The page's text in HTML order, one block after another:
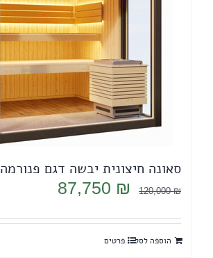
סאונה חיצונית יבשה דגם פנורמה 270 מעלות
120,000₪
המחיר
היה:
120,000 ₪.
87,750 ₪
הוא:
הוספה לסל פרטים